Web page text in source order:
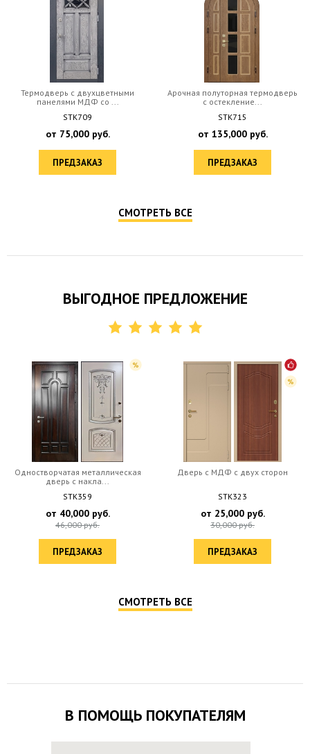
Арочная полуторная термодверь
с остекление...
STK715
от 135,000 руб.
ПРЕДЗАКАЗ
Полуторная термодверь с
остекленной фрамуг...
STK714
от 135,000руб.
ПРЕДЗАКАЗ
СМОТРЕТЬ ВСЕ
ВЫГОДНОЕ ПРЕДЛОЖЕНИЕ
металлическая
Дверь c МДФ с двух сторон
Дверь
СМОТРЕТЬ ВСЕ
В ПОМОЩЬ ПОКУПАТЕЛЯМ